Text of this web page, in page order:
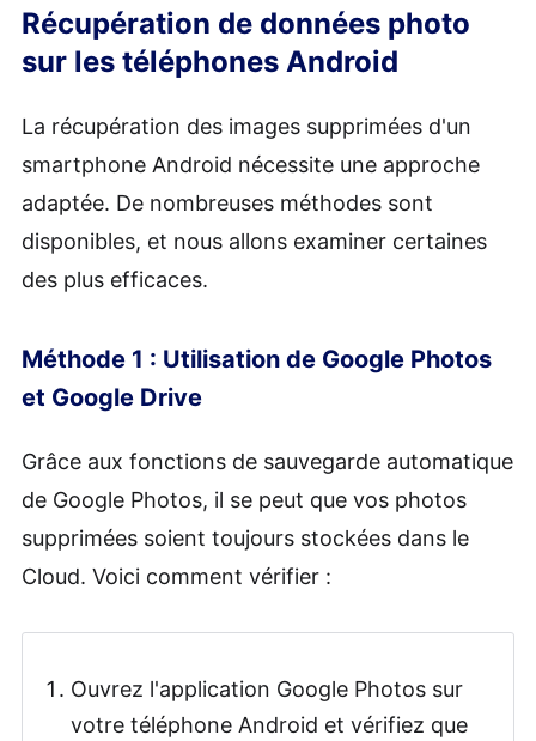
Récupération de données photo
sur les téléphones Android
La récupération des images supprimées d'un
smartphone Android nécessite une approche
adaptée. De nombreuses méthodes sont
disponibles, et nous allons examiner certaines
des plus efficaces.
Méthode 1 : Utilisation de Google Photos
et Google Drive
Grâce aux fonctions de sauvegarde automatique
de Google Photos, il se peut que vos photos
supprimées soient toujours stockées dans le
Cloud. Voici comment vérifier :
Ouvrez l'application Google Photos sur
votre téléphone Android et vérifiez que